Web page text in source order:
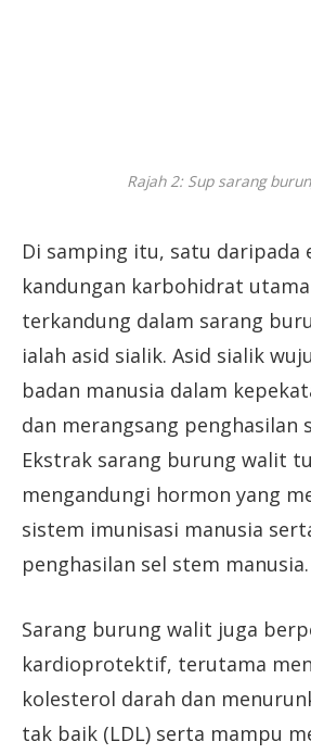
Rajah 2: Sup sarang
Di samping itu, satu daripada
kandungan karbohidrat
terkandung dalam sarang
ialah asid sialik. Asid sialik
badan manusia dalam
dan merangsang penghasilan
Ekstrak sarang burung walit
mengandungi hormon yang
sistem imunisasi manusia
penghasilan sel stem manusia.
Sarang burung walit juga
kardioprotektif, terutama
kolesterol darah dan
tak baik (LDL) serta mampu